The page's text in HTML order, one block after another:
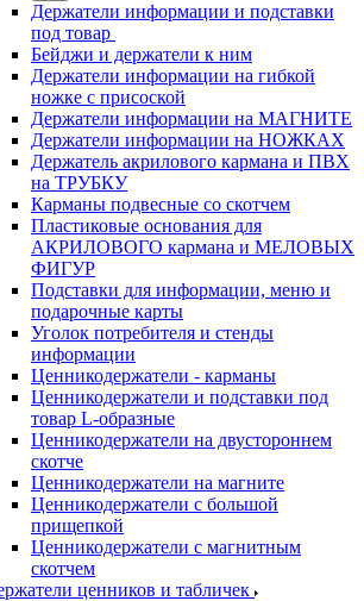
Держатели информации и подставки
под товар
Бейджи и держатели к ним
Держатели информации на гибкой
ножке с присоской
Держатели информации на МАГНИТЕ
Держатели информации на НОЖКАХ
Держатель акрилового кармана и ПВХ
на ТРУБКУ
Карманы подвесные со скотчем
Пластиковые основания для
АКРИЛОВОГО кармана и МЕЛОВЫХ
ФИГУР
Подставки для информации, меню и
подарочные карты
Уголок потребителя и стенды
информации
Ценникодержатели - карманы
Ценникодержатели и подставки под
товар L-образные
Ценникодержатели на двустороннем
скотче
Ценникодержатели на магните
Ценникодержатели с большой
прищепкой
Ценникодержатели с магнитным
скотчем
ценников и табличек